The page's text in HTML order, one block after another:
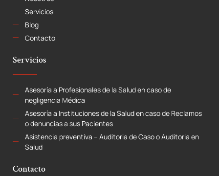
Servicios
Blog
Contacto
Servicios
Asesoría a Profesionales de la Salud en caso de
negligencia Médica
Asesoría a Instituciones de la Salud en caso de Reclamos
o denuncias a sus Pacientes
Asistencia preventiva – Auditoria de Caso o Auditoria en
Salud
Contacto